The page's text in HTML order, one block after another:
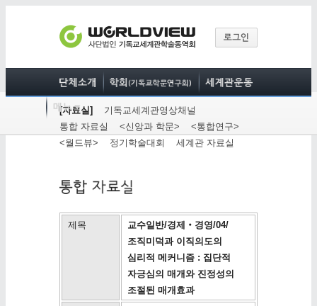
[자료실]
기독교세계관영상채널
통합 자료실
<신앙과 학문>
<통합연구>
<월드뷰>
정기학술대회 세계관 자료실
제목
교수일반/경제‧경영/04/
조직미덕과 이직의도의
심리적 메커니즘 : 집단적
자긍심의 매개와 진정성의
조절된 매개효과